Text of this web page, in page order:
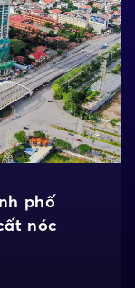
phố
nóc